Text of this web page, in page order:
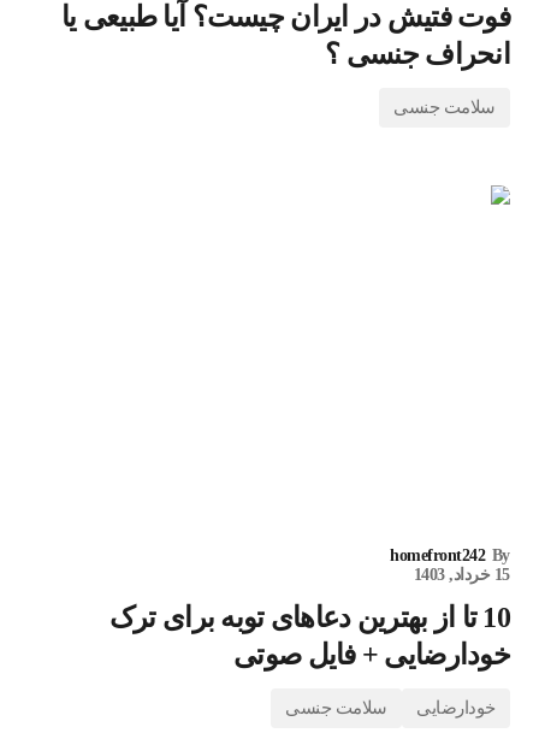
فوت فتیش در ایران چیست؟ آیا طبیعی یا
انحراف جنسی ؟
سلامت جنسی
By
homefront242
15 خرداد, 1403
10 تا از بهترین دعاهای توبه برای ترک
خودارضایی + فایل صوتی
خودارضایی سلامت جنسی